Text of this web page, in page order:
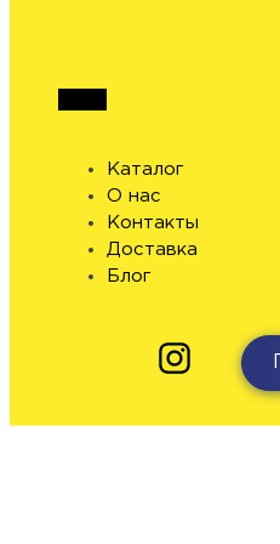
Каталог
О нас
Контакты
Доставка
Блог